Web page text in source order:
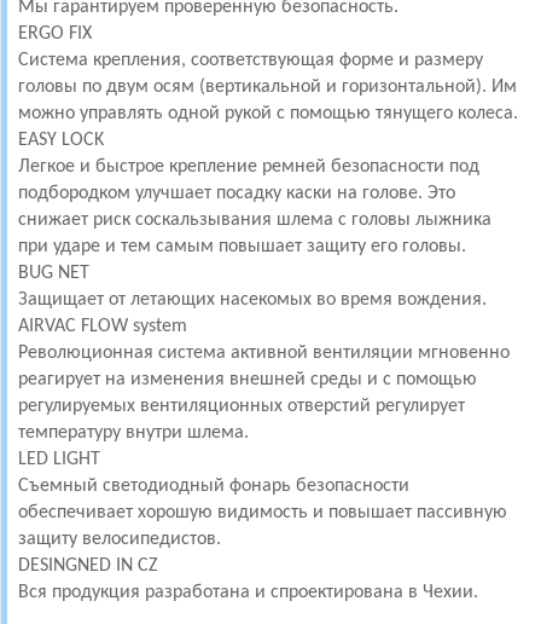
Мы гарантируем проверенную безопасность.
ERGO FIX
Система крепления, соответствующая форме и размеру
головы по двум осям (вертикальной и горизонтальной). Им
можно управлять одной рукой с помощью тянущего колеса.
EASY LOCK
Легкое и быстрое крепление ремней безопасности под
подбородком улучшает посадку каски на голове. Это
снижает риск соскальзывания шлема с головы лыжника
при ударе и тем самым повышает защиту его головы.
BUG NET
Защищает от летающих насекомых во время вождения.
AIRVAC FLOW system
Революционная система активной вентиляции мгновенно
реагирует на изменения внешней среды и с помощью
регулируемых вентиляционных отверстий регулирует
температуру внутри шлема.
LED LIGHT
Съемный светодиодный фонарь безопасности
обеспечивает хорошую видимость и повышает пассивную
защиту велосипедистов.
DESINGNED IN CZ
Вся продукция разработана и спроектирована в Чехии.